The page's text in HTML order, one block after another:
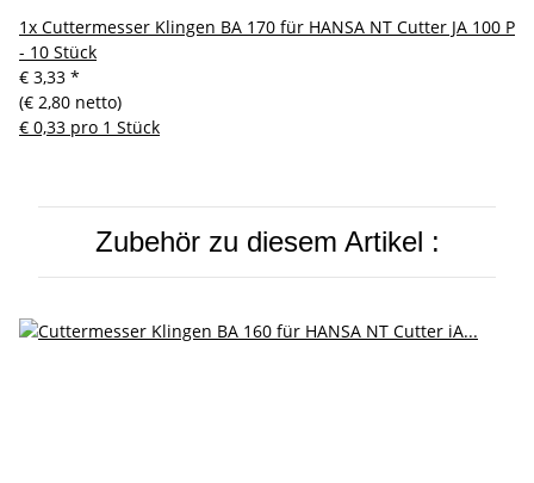
1x Cuttermesser Klingen BA 170 für HANSA NT Cutter JA 100 P
- 10 Stück
€ 3,33 *
(€ 2,80 netto)
€ 0,33 pro 1 Stück
Zubehör zu diesem Artikel :